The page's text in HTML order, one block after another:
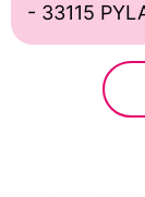
- 33115